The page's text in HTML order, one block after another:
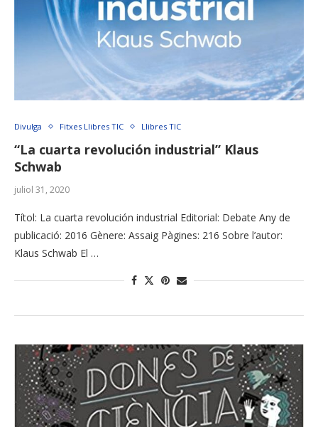
Divulga Fitxes Llibres TIC Llibres TIC
“La cuarta revolución industrial” Klaus
Schwab
juliol 31, 2020
Títol: La cuarta revolución industrial Editorial: Debate Any de
publicació: 2016 Gènere: Assaig Pàgines: 216 Sobre l’autor:
Klaus Schwab El …